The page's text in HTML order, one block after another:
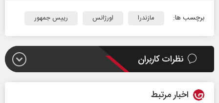
برچسب ها: مازندرا اورژانس رییس جمهور
نظرات کاربران
اخبار مرتبط